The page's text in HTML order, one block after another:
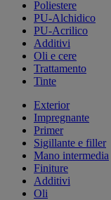
Poliestere
PU-Alchidico
PU-Acrilico
Additivi
Oli e cere
Trattamento
Tinte
Exterior
Impregnante
Primer
Sigillante e filler
Mano intermedia
Finiture
Additivi
Oli